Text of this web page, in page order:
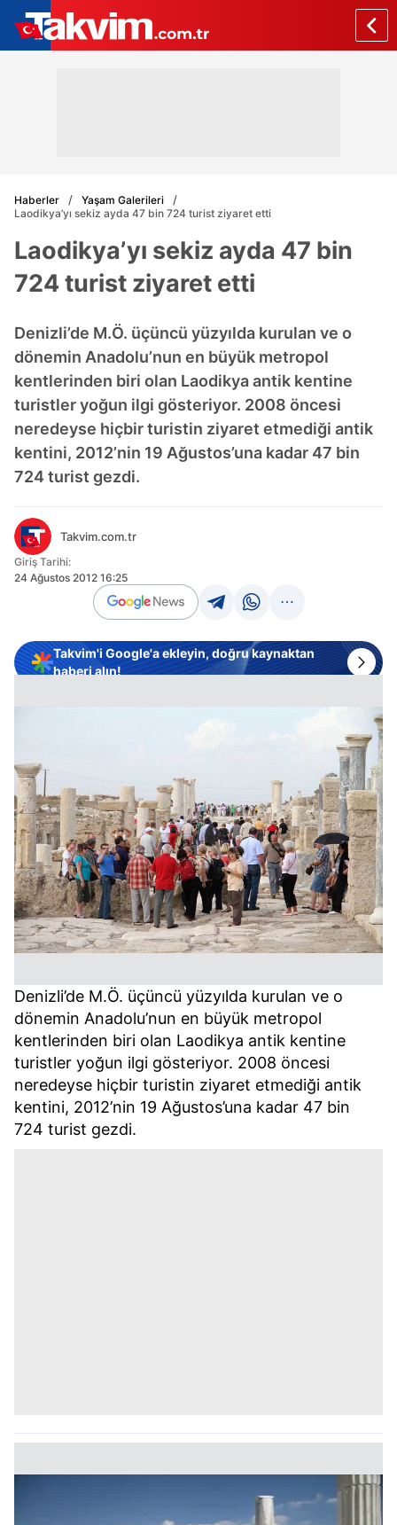
Haberler
Yaşam Galerileri
Laodikya’yı sekiz ayda 47 bin 724 turist ziyaret etti
Laodikya’yı sekiz ayda 47 bin
724 turist ziyaret etti
Denizli’de M.Ö. üçüncü yüzyılda kurulan ve o
dönemin Anadolu’nun en büyük metropol
kentlerinden biri olan Laodikya antik kentine
turistler yoğun ilgi gösteriyor. 2008 öncesi
neredeyse hiçbir turistin ziyaret etmediği antik
kentini, 2012’nin 19 Ağustos’una kadar 47 bin
724 turist gezdi.
Takvim.com.tr
Giriş Tarihi:
24 Ağustos 2012 16:25
Takvim'i Google'a ekleyin, doğru kaynaktan
haberi alın!
Denizli’de M.Ö. üçüncü yüzyılda kurulan ve o
dönemin Anadolu’nun en büyük metropol
kentlerinden biri olan Laodikya antik kentine
turistler yoğun ilgi gösteriyor. 2008 öncesi
neredeyse hiçbir turistin ziyaret etmediği antik
kentini, 2012’nin 19 Ağustos’una kadar 47 bin
724 turist gezdi.